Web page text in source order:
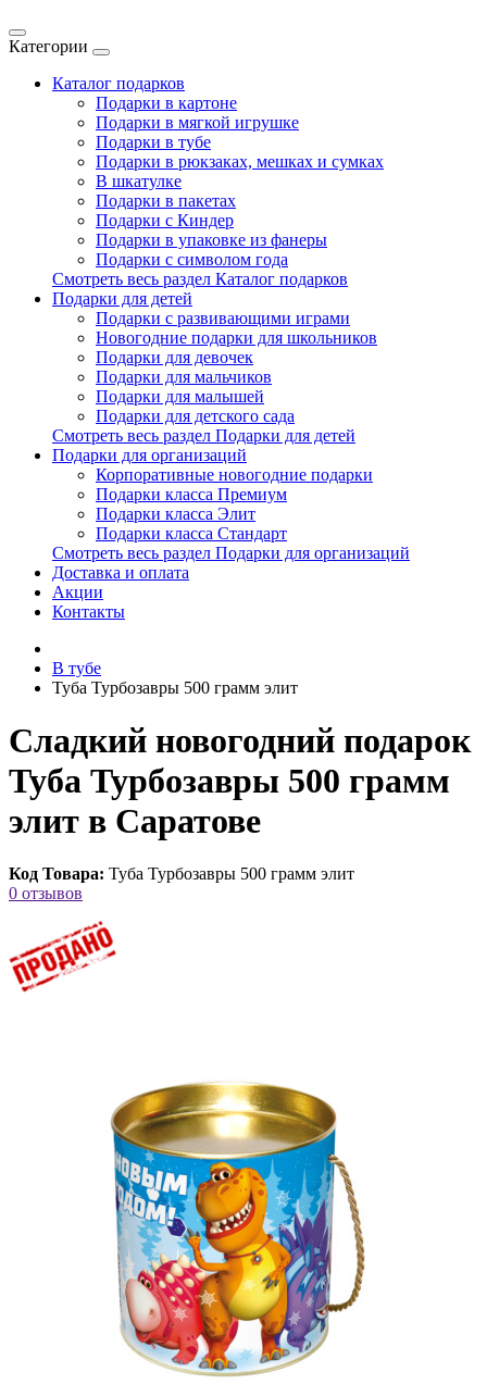
Категории
Каталог подарков
Подарки в картоне
Подарки в мягкой игрушке
Подарки в тубе
Подарки в рюкзаках, мешках и сумках
В шкатулке
Подарки в пакетах
Подарки с Киндер
Подарки в упаковке из фанеры
Подарки с символом года
Смотреть весь раздел Каталог подарков
Подарки для детей
Подарки с развивающими играми
Новогодние подарки для школьников
Подарки для девочек
Подарки для мальчиков
Подарки для малышей
Подарки для детского сада
Смотреть весь раздел Подарки для детей
Подарки для организаций
Корпоративные новогодние подарки
Подарки класса Премиум
Подарки класса Элит
Подарки класса Стандарт
Смотреть весь раздел Подарки для организаций
Доставка и оплата
Акции
Контакты
В тубе
Туба Турбозавры 500 грамм элит
Сладкий новогодний подарок
Туба Турбозавры 500 грамм
элит в Саратове
Код Товара: Туба Турбозавры 500 грамм элит
0 отзывов